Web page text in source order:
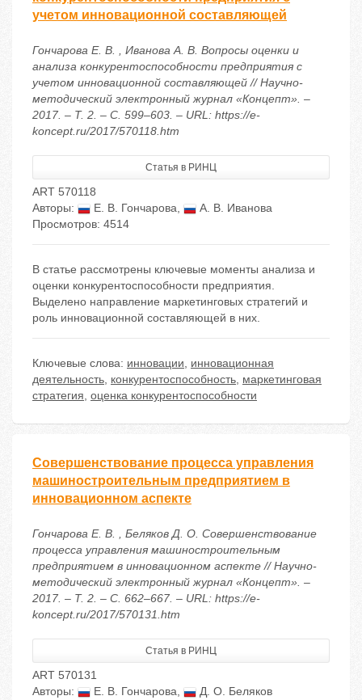
учетом инновационной составляющей
Гончарова Е. В. , Иванова А. В. Вопросы оценки и
анализа конкурентоспособности предприятия с
учетом инновационной составляющей // Научно-
методический электронный журнал «Концепт». –
2017. – Т. 2. – С. 599–603. – URL: https://e-
koncept.ru/2017/570118.htm
Статья в РИНЦ
ART 570118
Авторы:
Е. В. Гончарова,
А. В. Иванова
Просмотров: 4514
В статье рассмотрены ключевые моменты анализа и
оценки конкурентоспособности предприятия.
Выделено направление маркетинговых стратегий и
роль инновационной составляющей в них.
Ключевые слова: инновации, инновационная
деятельность, конкурентоспособность, маркетинговая
стратегия, оценка конкурентоспособности
Совершенствование процесса управления
машиностроительным предприятием в
инновационном аспекте
Гончарова Е. В. , Беляков Д. О. Совершенствование
процесса управления машиностроительным
предприятием в инновационном аспекте // Научно-
методический электронный журнал «Концепт». –
2017. – Т. 2. – С. 662–667. – URL: https://e-
koncept.ru/2017/570131.htm
Статья в РИНЦ
ART 570131
Авторы:
Е. В. Гончарова,
Д. О. Беляков